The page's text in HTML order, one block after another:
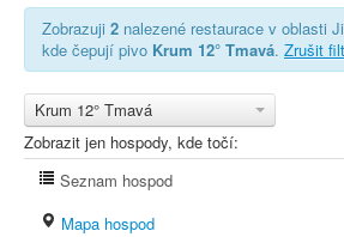
Zobrazuji 2 nalezené restaurace v oblasti
kde čepují pivo Krum 12° Tmavá. Zrušit
Krum 12° Tmavá
Zobrazit jen hospody, kde točí:
Seznam hospod
Mapa hospod